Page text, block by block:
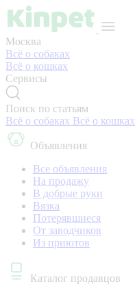
Москва
Всё о собаках
Всё о кошках
Сервисы
Поиск по статьям
Всё о собаках Всё о кошках
Объявления
Все объявления
На продажу
В добрые руки
Вязка
Потерявшиеся
От заводчиков
Из приютов
Каталог продавцов